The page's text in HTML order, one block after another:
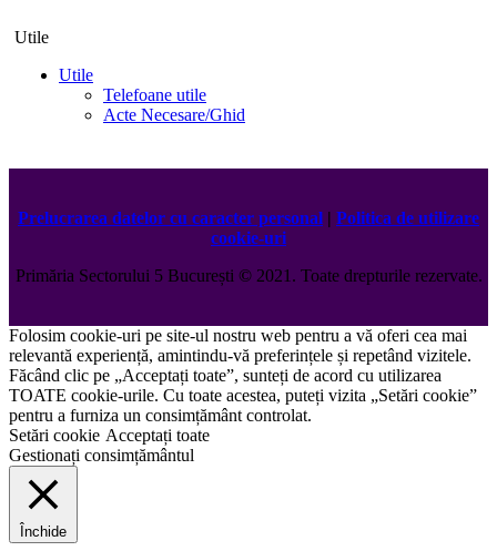
Utile
Utile
Telefoane utile
Acte Necesare/Ghid
Prelucrarea datelor cu caracter personal | Politica de utilizare
cookie-uri
Primăria Sectorului 5 București ©️2021. Toate drepturile rezervate.
Folosim cookie-uri pe site-ul nostru web pentru a vă oferi cea mai
relevantă experiență, amintindu-vă preferințele și repetând vizitele.
Făcând clic pe „Acceptați toate”, sunteți de acord cu utilizarea
TOATE cookie-urile. Cu toate acestea, puteți vizita „Setări cookie”
pentru a furniza un consimțământ controlat.
Setări cookie Acceptați toate
Gestionați consimțământul
Închide